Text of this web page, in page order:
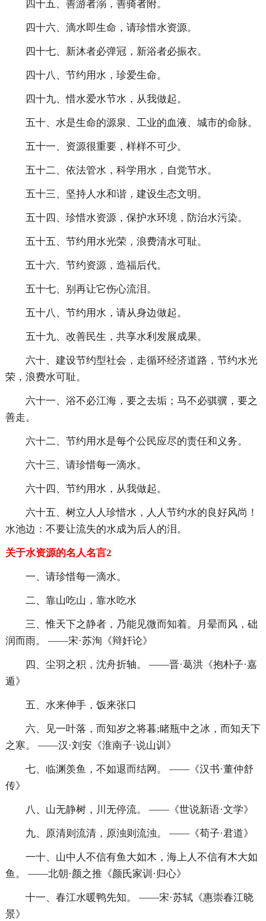
四十五、善游者溺，善骑者附。
四十六、滴水即生命，请珍惜水资源。
四十七、新沐者必弹冠，新浴者必振衣。
四十八、节约用水，珍爱生命。
四十九、惜水爱水节水，从我做起。
五十、水是生命的源泉、工业的血液、城市的命脉。
五十一、资源很重要，样样不可少。
五十二、依法管水，科学用水，自觉节水。
五十三、坚持人水和谐，建设生态文明。
五十四、珍惜水资源，保护水环境，防治水污染。
五十五、节约用水光荣，浪费清水可耻。
五十六、节约资源，造福后代。
五十七、别再让它伤心流泪。
五十八、节约用水，请从身边做起。
五十九、改善民生，共享水利发展成果。
六十、建设节约型社会，走循环经济道路，节约水光
荣，浪费水可耻。
六十一、浴不必江海，要之去垢；马不必骐骥，要之
善走。
六十二、节约用水是每个公民应尽的责任和义务。
六十三、请珍惜每一滴水。
六十四、节约用水，从我做起。
六十五、树立人人珍惜水，人人节约水的良好风尚！
水池边：不要让流失的水成为后人的泪。
关于水资源的名人名言2
一、请珍惜每一滴水。
二、靠山吃山，靠水吃水
三、惟天下之静者，乃能见微而知着。月晕而风，础
润而雨。 ——宋·苏洵《辩奸论》
四、尘羽之积，沈舟折轴。 ——晋·葛洪《抱朴子·嘉
遁》
五、水来伸手，饭来张口
六、见一叶落，而知岁之将暮;睹瓶中之冰，而知天下
之寒。 ——汉·刘安《淮南子·说山训》
七、临渊羡鱼，不如退而结网。 ——《汉书·董仲舒
传》
八、山无静树，川无停流。 ——《世说新语·文学》
九、原清则流清，原浊则流浊。 ——《荀子·君道》
一十、山中人不信有鱼大如木，海上人不信有木大如
鱼。 ——北朝·颜之推《颜氏家训·归心》
十一、春江水暖鸭先知。 ——宋·苏轼《惠崇春江晓
景》